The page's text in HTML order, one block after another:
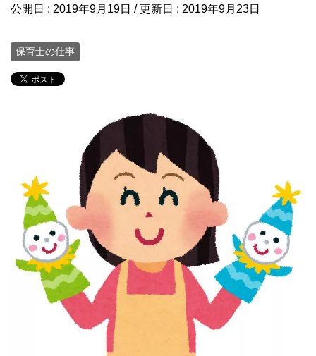
公開日 : 2019年9月19日 / 更新日 : 2019年9月23日
保育士の仕事